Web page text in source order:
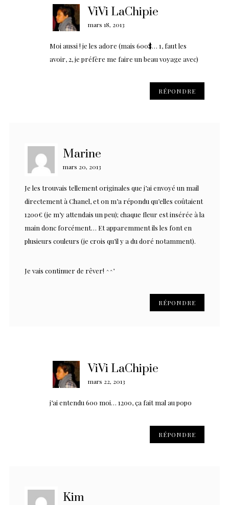
ViVi LaChipie
mars 18, 2013
Moi aussi ! je les adore (mais 600$… 1, faut les
avoir, 2, je préfère me faire un beau voyage avec)
RÉPONDRE
Marine
mars 20, 2013
Je les trouvais tellement originales que j’ai envoyé un mail
directement à Chanel, et on m’a répondu qu’elles coûtaient
1200€ (je m’y attendais un peu); chaque fleur est insérée à la
main donc forcément… Et apparemment ils les font en
plusieurs couleurs (je crois qu’il y a du doré notamment).
Je vais continuer de rêver! ^^’
RÉPONDRE
ViVi LaChipie
mars 22, 2013
j’ai entendu 600 moi… 1200, ça fait mal au popo
RÉPONDRE
Kim